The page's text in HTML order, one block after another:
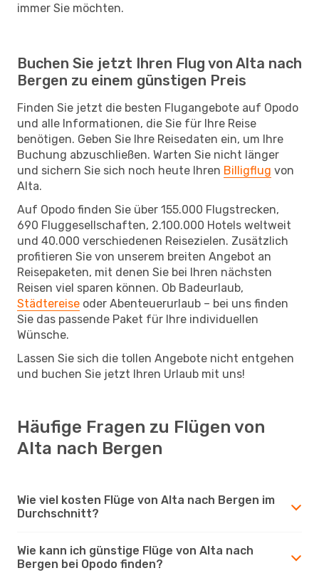
immer Sie möchten.
Buchen Sie jetzt Ihren Flug von Alta nach
Bergen zu einem günstigen Preis
Finden Sie jetzt die besten Flugangebote auf Opodo
und alle Informationen, die Sie für Ihre Reise
benötigen. Geben Sie Ihre Reisedaten ein, um Ihre
Buchung abzuschließen. Warten Sie nicht länger
und sichern Sie sich noch heute Ihren Billigflug von
Alta.
Auf Opodo finden Sie über 155.000 Flugstrecken,
690 Fluggesellschaften, 2.100.000 Hotels weltweit
und 40.000 verschiedenen Reisezielen. Zusätzlich
profitieren Sie von unserem breiten Angebot an
Reisepaketen, mit denen Sie bei Ihren nächsten
Reisen viel sparen können. Ob Badeurlaub,
Städtereise oder Abenteuerurlaub – bei uns finden
Sie das passende Paket für Ihre individuellen
Wünsche.
Lassen Sie sich die tollen Angebote nicht entgehen
und buchen Sie jetzt Ihren Urlaub mit uns!
Häufige Fragen zu Flügen von
Alta nach Bergen
Wie viel kosten Flüge von Alta nach Bergen im
Durchschnitt?
Wie kann ich günstige Flüge von Alta nach
Bergen bei Opodo finden?